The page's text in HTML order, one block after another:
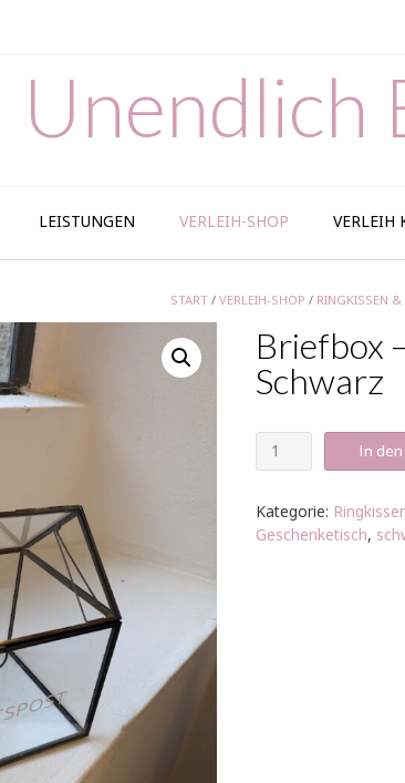
Unendlich
LEISTUNGEN VERLEIH-SHOP VERLEIH
START /VERLEIH-SHOP / RINGKISSEN &
Briefbox
Schwarz
Briefbox
-
Schwarz
Menge
In
Kategorie:
Geschenketisch,